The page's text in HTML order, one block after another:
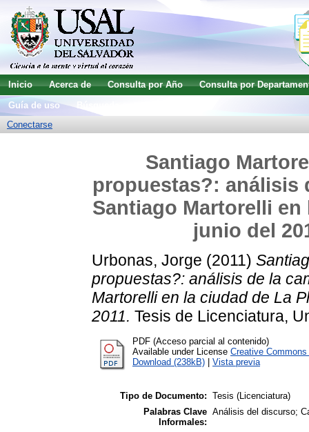
Inicio Acerca de Consulta por Año
Consulta por
Guía de uso
Conectarse
Santiago
propuestas?: análisis
Santiago Martorelli
junio del
Urbonas, Jorge (2011)
propuestas?: análisis de la
Martorelli en la ciudad de La
2011. Tesis de Licenciatura,
PDF (Acceso parcial al contenido)
Available under License Creative
Download (238kB)
Vista previa
Tipo de Documento: Tesis (Licenciatura)
Palabras Clave
Informales:
Análisis del discurso;